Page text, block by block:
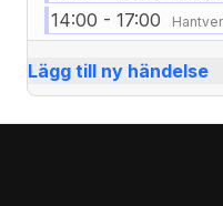
14:00 - 17:00
Lägg till ny händelse